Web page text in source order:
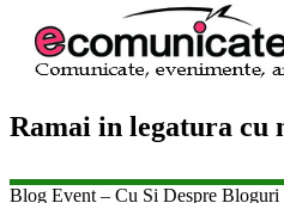
Ramai in legatura cu
Blog Event – Cu Si Despre Bloguri